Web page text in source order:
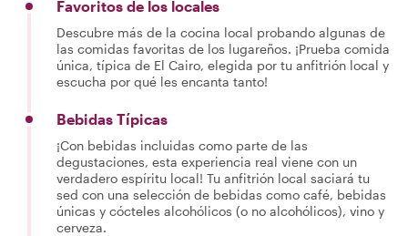
Favoritos de los locales
Descubre más de la cocina local probando algunas de
las comidas favoritas de los lugareños. ¡Prueba comida
única, típica de El Cairo, elegida por tu anfitrión local y
escucha por qué les encanta tanto!
Bebidas Típicas
¡Con bebidas incluidas como parte de las
degustaciones, esta experiencia real viene con un
verdadero espíritu local! Tu anfitrión local saciará tu
sed con una selección de bebidas como café, bebidas
únicas y cócteles alcohólicos (o no alcohólicos), vino y
cerveza.